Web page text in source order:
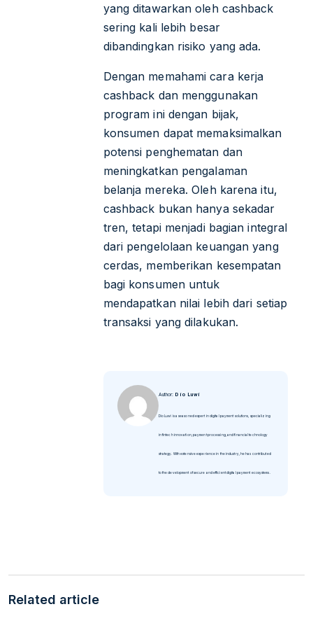
yang ditawarkan oleh cashback
sering kali lebih besar
dibandingkan risiko yang ada.
Dengan memahami cara kerja
cashback dan menggunakan
program ini dengan bijak,
konsumen dapat memaksimalkan
potensi penghematan dan
meningkatkan pengalaman
belanja mereka. Oleh karena itu,
cashback bukan hanya sekadar
tren, tetapi menjadi bagian integral
dari pengelolaan keuangan yang
cerdas, memberikan kesempatan
bagi konsumen untuk
mendapatkan nilai lebih dari setiap
transaksi yang dilakukan.
Author: Dio Luwi
Dio Luwi is a seasoned expert in digital payment solutions, specializing
in fintech innovation, payment processing, and financial technology
strategy. With extensive experience in the industry, he has contributed
to the development of secure and efficient digital payment ecosystems.
Related article